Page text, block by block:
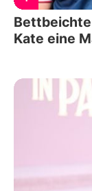
Kate eine